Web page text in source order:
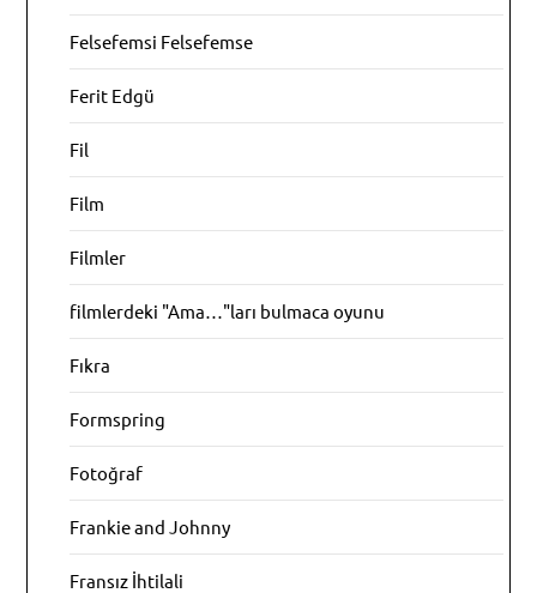
Felsefemsi Felsefemse
Ferit Edgü
Fil
Film
Filmler
filmlerdeki "Ama…"ları bulmaca oyunu
Fıkra
Formspring
Fotoğraf
Frankie and Johnny
Fransız İhtilali